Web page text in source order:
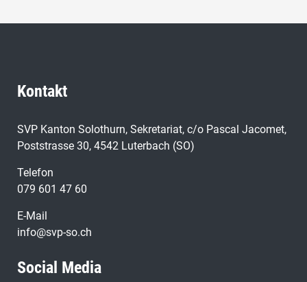
Kontakt
SVP Kanton Solothurn, Sekretariat, c/o Pascal Jacomet,
Poststrasse 30, 4542 Luterbach (SO)
Telefon
079 601 47 60
E-Mail
info@svp-so.ch
Social Media